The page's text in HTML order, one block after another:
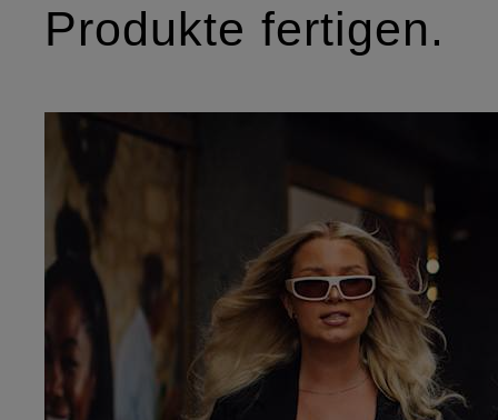
Produkte fertigen.